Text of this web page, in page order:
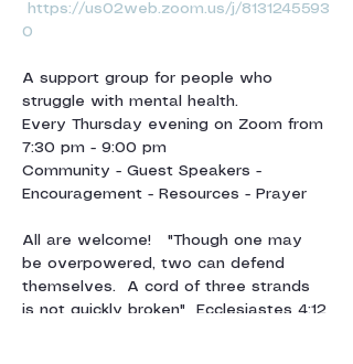
https://us02web.zoom.us/j/8131245593
0
A support group for people who
struggle with mental health.
Every Thursday evening on Zoom from
7:30 pm - 9:00 pm
Community - Guest Speakers -
Encouragement - Resources - Prayer
All are welcome!   "Though one may
be overpowered, two can defend
themselves.  A cord of three strands
is not quickly broken"  Ecclesiastes 4:12